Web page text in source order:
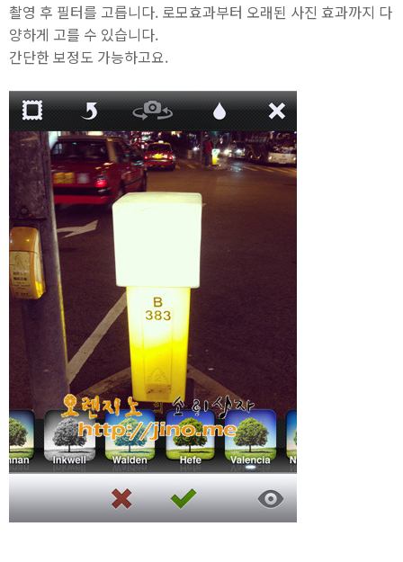
촬영 후 필터를 고릅니다. 로모효과부터 오래된 사진 효과까지 다
양하게 고를 수 있습니다.
간단한 보정도 가능하고요.